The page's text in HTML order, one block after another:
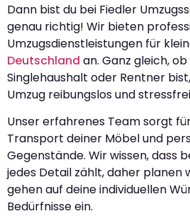
Dann bist du bei Fiedler
genau richtig! Wir bieten
Umzugsdienstleistungen für
Deutschland an. Ganz gleich, ob
Singlehaushalt oder Rentner
Umzug reibungslos und
Unser erfahrenes Team sorgt
Transport deiner Möbel und
Gegenstände. Wir wissen, dass
jedes Detail zählt, daher planen
gehen auf deine individuellen
Bedürfnisse ein.